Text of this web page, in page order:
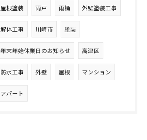
屋根塗装 雨戸 雨桶 外壁塗装工事
解体工事 川崎市 塗装
年末年始休業日のお知らせ 高津区
防水工事 外壁 屋根 マンション
アパート